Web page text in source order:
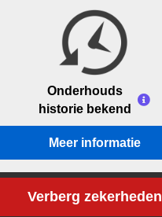
Onderhouds
historie bekend
Meer informatie
Verberg zekerheden